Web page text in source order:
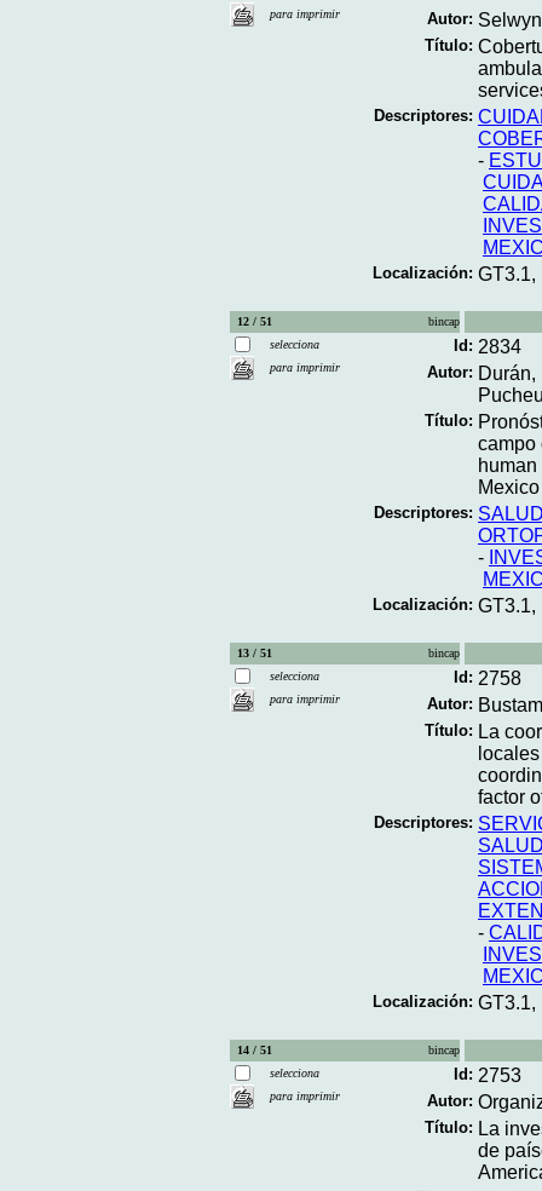
para imprimir Autor:
Título:
Descriptores:
-
Localización: GT3.1,
12 / 51
bincap
selecciona
para imprimir
Id: 2834
Autor: Durán,
Título:
campo
Mexico
Descriptores:
-
Localización: GT3.1,
13 / 51
bincap
selecciona
para imprimir
Id: 2758
Autor:
Título: La
factor
Descriptores:
-
Localización: GT3.1,
14 / 51
bincap
selecciona
para imprimir
Id: 2753
Autor:
Título: La
de